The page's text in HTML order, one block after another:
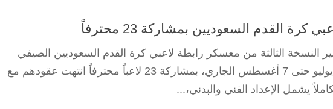
القدم السعوديين بمشاركة 23 محترفاً
الثالثة من معسكر رابطة لاعبي كرة القدم السعوديين الصيفي
2026، خلال الفترة الممتدة من 25 يوليو حتى 7 أغسطس الجاري، بمشاركة 23 لاعباً محترفاً انتهت عقودهم مع
يشمل الإعداد الفني والبدني،...